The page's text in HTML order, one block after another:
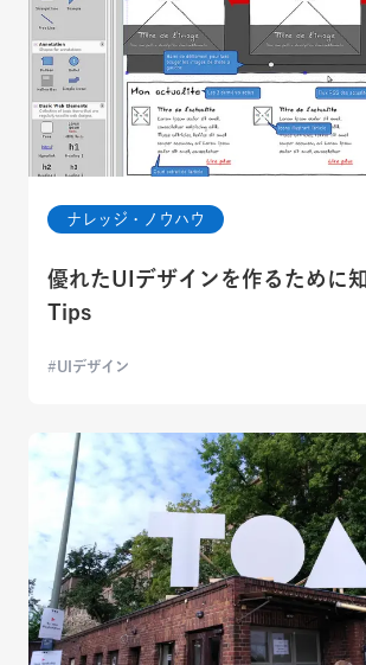
ナレッジ・ノウハウ
優れたUIデザインを作るために
Tips
UIデザイン